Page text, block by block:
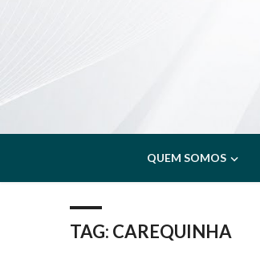
QUEM SOMOS
TAG: CAREQUINHA